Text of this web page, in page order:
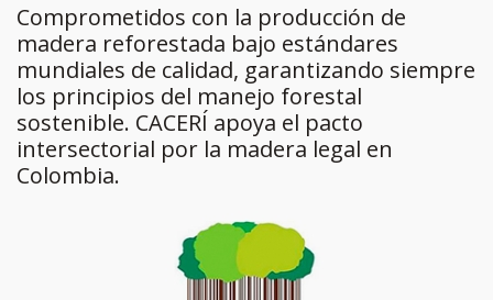
Comprometidos con la producción de
madera reforestada bajo estándares
mundiales de calidad, garantizando siempre
los principios del manejo forestal
sostenible. CACERÍ apoya el pacto
intersectorial por la madera legal en
Colombia.